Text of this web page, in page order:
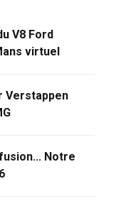
V8 Ford
virtuel
Verstappen
Notre